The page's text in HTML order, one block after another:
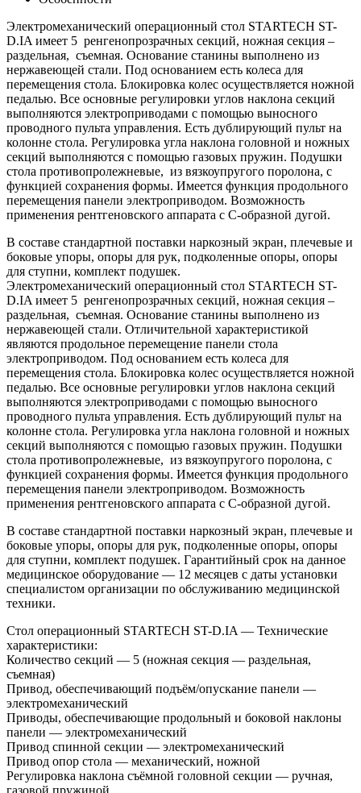
Электромеханический операционный стол STARTECH ST-
D.IA имеет 5 ренгенопрозрачных секций, ножная секция –
раздельная, съемная. Основание станины выполнено из
нержавеющей стали. Под основанием есть колеса для
перемещения стола. Блокировка колес осуществляется ножной
педалью. Все основные регулировки углов наклона секций
выполняются электроприводами с помощью выносного
проводного пульта управления. Есть дублирующий пульт на
колонне стола. Регулировка угла наклона головной и ножных
секций выполняются с помощью газовых пружин. Подушки
стола противопролежневые, из вязкоупругого поролона, с
функцией сохранения формы. Имеется функция продольного
перемещения панели электроприводом. Возможность
применения рентгеновского аппарата с С-образной дугой.
В составе стандартной поставки наркозный экран, плечевые и
боковые упоры, опоры для рук, подколенные опоры, опоры
для ступни, комплект подушек.
Электромеханический операционный стол STARTECH ST-
D.IA имеет 5 ренгенопрозрачных секций, ножная секция –
раздельная, съемная. Основание станины выполнено из
нержавеющей стали. Отличительной характеристикой
являются продольное перемещение панели стола
электроприводом. Под основанием есть колеса для
перемещения стола. Блокировка колес осуществляется ножной
педалью. Все основные регулировки углов наклона секций
выполняются электроприводами с помощью выносного
проводного пульта управления. Есть дублирующий пульт на
колонне стола. Регулировка угла наклона головной и ножных
секций выполняются с помощью газовых пружин. Подушки
стола противопролежневые, из вязкоупругого поролона, с
функцией сохранения формы. Имеется функция продольного
перемещения панели электроприводом. Возможность
применения рентгеновского аппарата с С-образной дугой.
В составе стандартной поставки наркозный экран, плечевые и
боковые упоры, опоры для рук, подколенные опоры, опоры
для ступни, комплект подушек. Гарантийный срок на данное
медицинское оборудование — 12 месяцев с даты установки
специалистом организации по обслуживанию медицинской
техники.
Стол операционный STARTECH ST-D.IA — Технические
характеристики:
Количество секций — 5 (ножная секция — раздельная,
съемная)
Привод, обеспечивающий подъём/опускание панели —
электромеханический
Приводы, обеспечивающие продольный и боковой наклоны
панели — электромеханический
Привод спинной секции — электромеханический
Привод опор стола — механический, ножной
Регулировка наклона съёмной головной секции — ручная,
газовой пружиной